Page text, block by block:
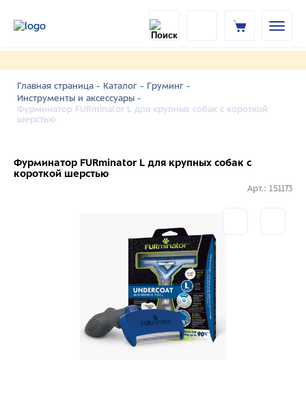
Главная страница - Каталог - Груминг -
Инструменты и аксессуары -
Фурминатор FURminator L для крупных собак с короткой
шерстью
Фурминатор FURminator L для крупных собак с
короткой шерстью
Арт.: 151173